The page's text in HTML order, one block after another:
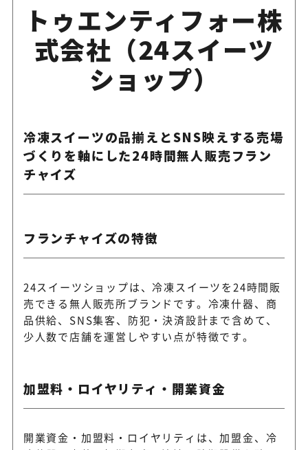
トゥエンティフォー株
式会社（24スイーツ
ショップ）
冷凍スイーツの品揃えとSNS映えする売場
づくりを軸にした24時間無人販売フラン
チャイズ
フランチャイズの特徴
24スイーツショップは、冷凍スイーツを24時間販
売できる無人販売所ブランドです。冷凍什器、商
品供給、SNS集客、防犯・決済設計まで含めて、
少人数で店舗を運営しやすい点が特徴です。
加盟料・ロイヤリティ・開業資金
開業資金・加盟料・ロイヤリティは、加盟金、冷